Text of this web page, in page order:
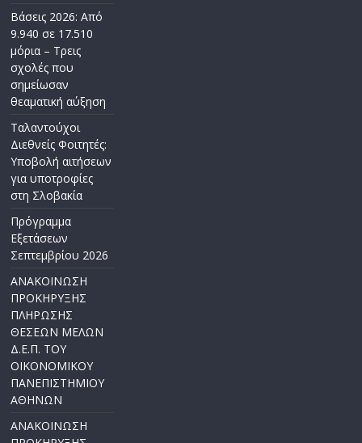
Βάσεις 2026: Από
9.940 σε 17.510
μόρια – Τρεις
σχολές που
σημείωσαν
θεαματική αύξηση
Ταλαντούχοι
Διεθνείς Φοιτητές:
Υποβολή αιτήσεων
για υποτροφίες
στη Σλοβακία
Πρόγραμμα
Εξετάσεων
Σεπτεμβρίου 2026
ΑΝΑΚΟΙΝΩΣΗ
ΠΡΟΚΗΡΥΞΗΣ
ΠΛΗΡΩΣΗΣ
ΘΕΣΕΩΝ ΜΕΛΩΝ
Δ.Ε.Π. ΤΟΥ
ΟΙΚΟΝΟΜΙΚΟΥ
ΠΑΝΕΠΙΣΤΗΜΙΟΥ
ΑΘΗΝΩΝ
ΑΝΑΚΟΙΝΩΣΗ